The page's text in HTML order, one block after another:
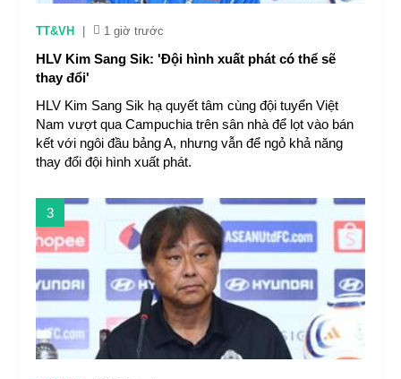
TT&VH 1 giờ trước
HLV Kim Sang Sik: 'Đội hình xuất phát có thể sẽ
thay đổi'
HLV Kim Sang Sik hạ quyết tâm cùng đội tuyển Việt
Nam vượt qua Campuchia trên sân nhà để lọt vào bán
kết với ngôi đầu bảng A, nhưng vẫn để ngỏ khả năng
thay đổi đội hình xuất phát.
3